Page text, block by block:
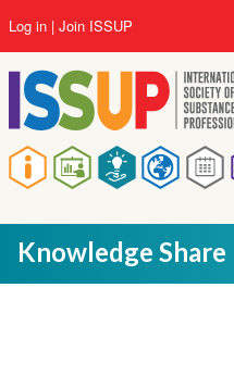
to
main
content
Main
navigation
User
account
menu
Log in Join ISSUP
Knowledge Share